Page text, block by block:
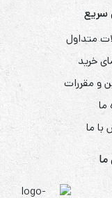
سریع
متداول
خرید
و مقررات
ما
ما